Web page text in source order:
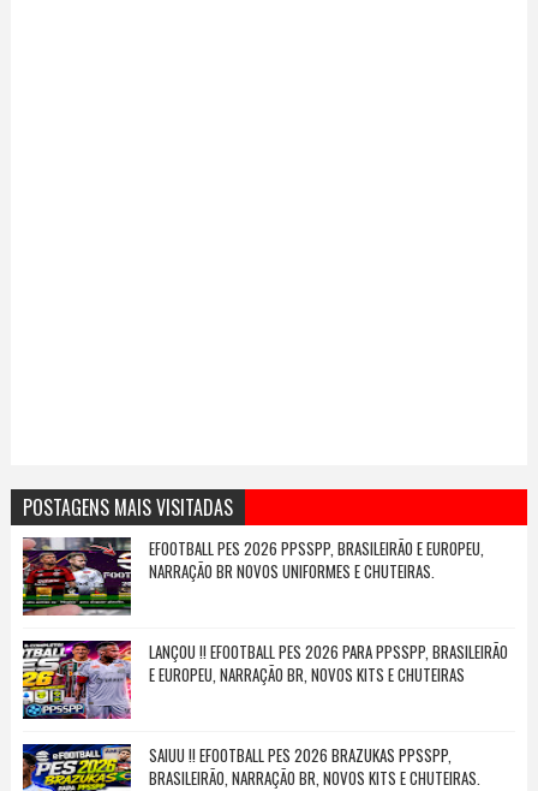
POSTAGENS MAIS VISITADAS
EFOOTBALL PES 2026 PPSSPP, BRASILEIRÃO E EUROPEU,
NARRAÇÃO BR NOVOS UNIFORMES E CHUTEIRAS.
LANÇOU !! EFOOTBALL PES 2026 PARA PPSSPP, BRASILEIRÃO
E EUROPEU, NARRAÇÃO BR, NOVOS KITS E CHUTEIRAS
SAIUU !! EFOOTBALL PES 2026 BRAZUKAS PPSSPP,
BRASILEIRÃO, NARRAÇÃO BR, NOVOS KITS E CHUTEIRAS.